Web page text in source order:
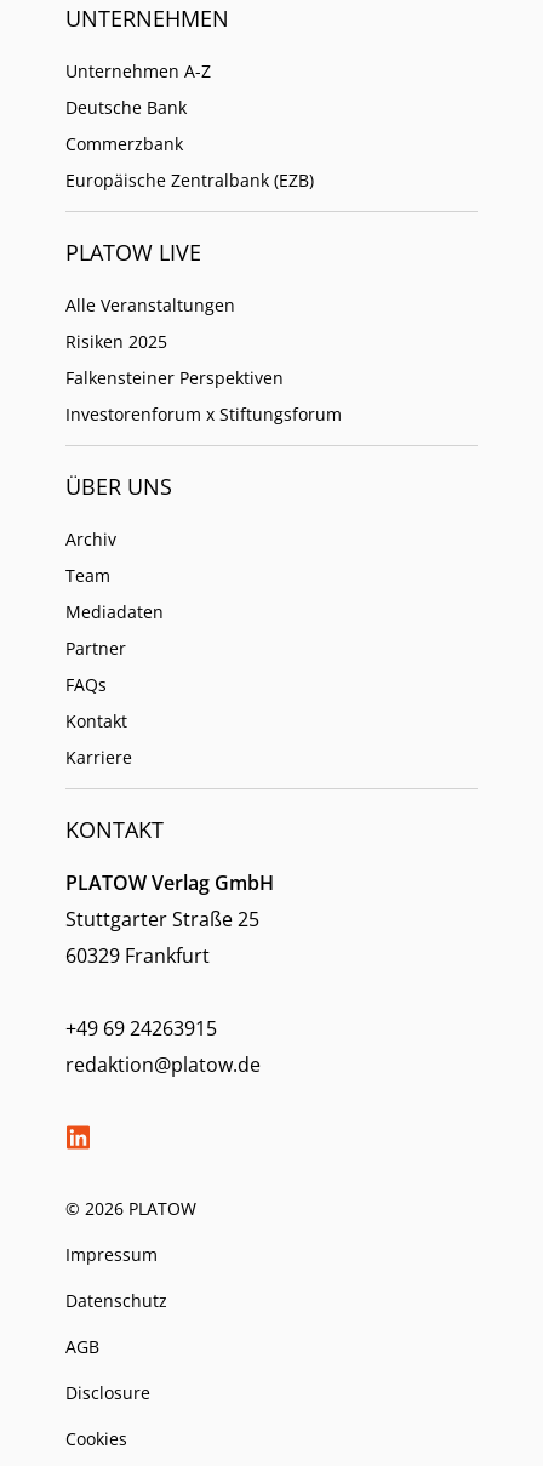
UNTERNEHMEN
Unternehmen A-Z
Deutsche Bank
Commerzbank
Europäische Zentralbank (EZB)
PLATOW LIVE
Alle Veranstaltungen
Risiken 2025
Falkensteiner Perspektiven
Investorenforum x Stiftungsforum
ÜBER UNS
Archiv
Team
Mediadaten
Partner
FAQs
Kontakt
Karriere
KONTAKT
PLATOW Verlag GmbH
Stuttgarter Straße 25
60329 Frankfurt
+49 69 24263915
redaktion@platow.de
© 2026 PLATOW
Impressum
Datenschutz
AGB
Disclosure
Cookies